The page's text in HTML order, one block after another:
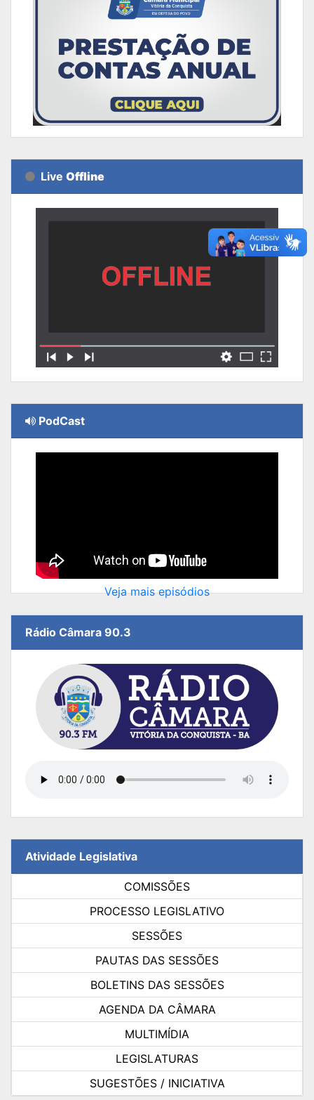
Live Offline
PodCast
Veja mais episódios
Rádio Câmara 90.3
Atividade Legislativa
COMISSÕES
PROCESSO LEGISLATIVO
SESSÕES
PAUTAS DAS SESSÕES
BOLETINS DAS SESSÕES
AGENDA DA CÂMARA
MULTIMÍDIA
LEGISLATURAS
SUGESTÕES / INICIATIVA